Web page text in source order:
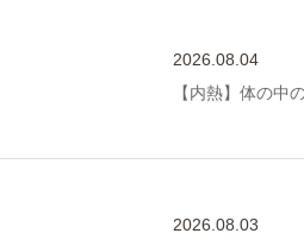
2026.08.04
【内熱】体の中
2026.08.03